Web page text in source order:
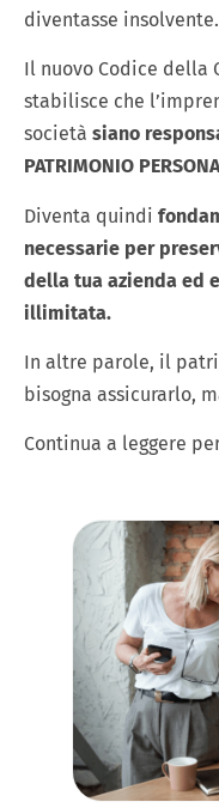
diventasse insolvente.
Il nuovo Codice della
stabilisce che
società siano
PATRIMONIO
Diventa quindi
necessarie per
della tua azienda ed
illimitata.
In altre parole, il
bisogna assicurarlo,
Continua a leggere